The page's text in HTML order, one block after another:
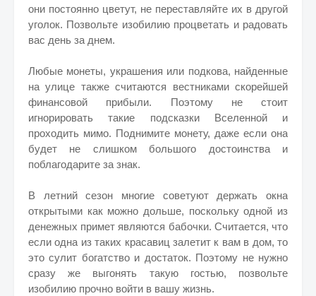
они постоянно цветут, не переставляйте их в другой
уголок. Позвольте изобилию процветать и радовать
вас день за днем.
Любые монеты, украшения или подкова, найденные
на улице также считаются вестниками скорейшей
финансовой прибыли. Поэтому не стоит
игнорировать такие подсказки Вселенной и
проходить мимо. Поднимите монету, даже если она
будет не слишком большого достоинства и
поблагодарите за знак.
В летний сезон многие советуют держать окна
открытыми как можно дольше, поскольку одной из
денежных примет являются бабочки. Считается, что
если одна из таких красавиц залетит к вам в дом, то
это сулит богатство и достаток. Поэтому не нужно
сразу же выгонять такую гостью, позвольте
изобилию прочно войти в вашу жизнь.